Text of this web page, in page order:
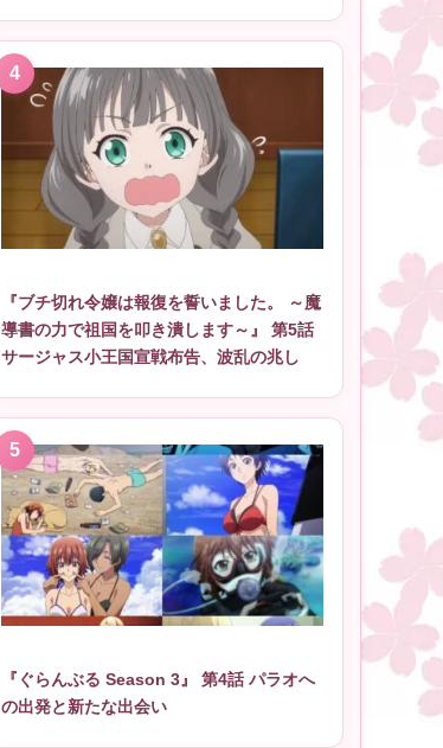
『ブチ切れ令嬢は報復を誓いました。 ～魔
導書の力で祖国を叩き潰します～』 第5話
サージャス小王国宣戦布告、波乱の兆し
『ぐらんぶる Season 3』 第4話 パラオへ
の出発と新たな出会い